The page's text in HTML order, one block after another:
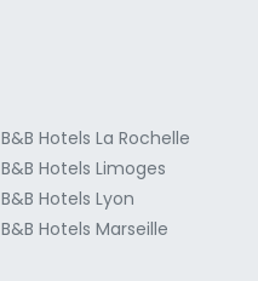
B&B Hotels La Rochelle
B&B Hotels Limoges
B&B Hotels Lyon
B&B Hotels Marseille